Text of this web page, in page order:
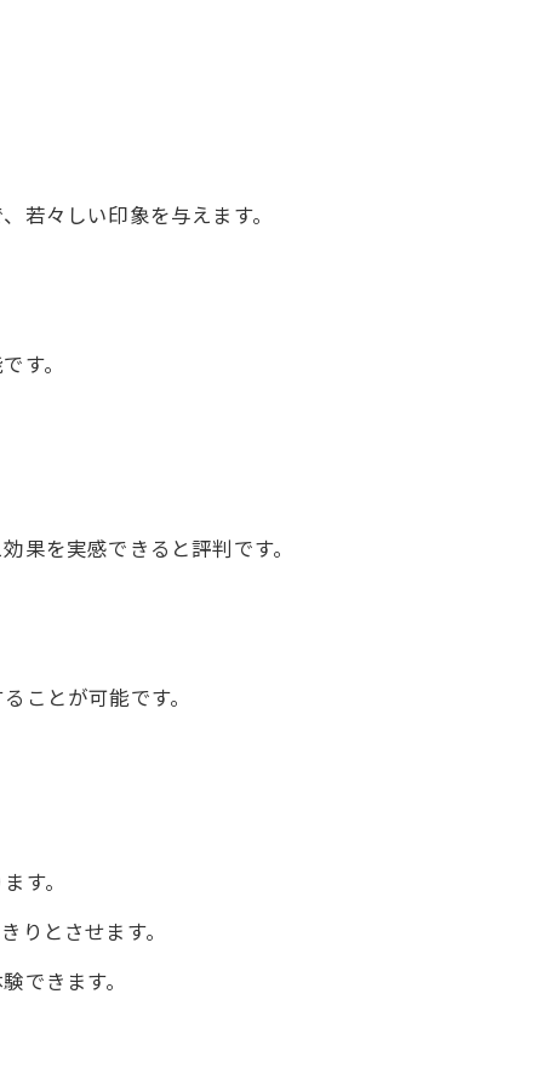
若々しい印象を与えます。
す。
果を実感できると評判です。
ことが可能です。
す。
りとさせます。
できます。